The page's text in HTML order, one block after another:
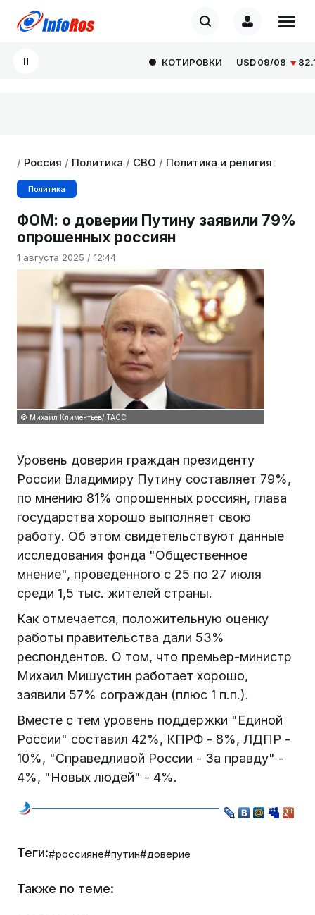
КОТИРОВКИ USD09/08
/ Россия / Политика / СВО / Политика и религия
Политика
ФОМ: о доверии Путину заявили 79%
опрошенных россиян
1 августа 2025 / 12:44
© Михаил Климентьев/ ТАСС
Уровень доверия граждан президенту
России Владимиру Путину составляет 79%,
по мнению 81% опрошенных россиян, глава
государства хорошо выполняет свою
работу. Об этом свидетельствуют данные
исследования фонда "Общественное
мнение", проведенного с 25 по 27 июля
среди 1,5 тыс. жителей страны.
Как отмечается, положительную оценку
работы правительства дали 53%
респондентов. О том, что премьер-министр
Михаил Мишустин работает хорошо,
заявили 57% сограждан (плюс 1 п.п.).
Вместе с тем уровень поддержки "Единой
России" составил 42%, КПРФ - 8%, ЛДПР -
10%, "Справедливой России - За правду" -
4%, "Новых людей" - 4%.
Теги:#россияне#путин#доверие
Также по теме: